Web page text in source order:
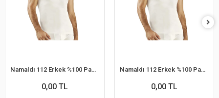
Namaldı 112 Erkek %100 Pamuk Atlet L 6'lı Paket
0,00 TL
Namaldı 112 Erkek %100 Pamuk Atlet S 6'lı Paket
0,00 TL